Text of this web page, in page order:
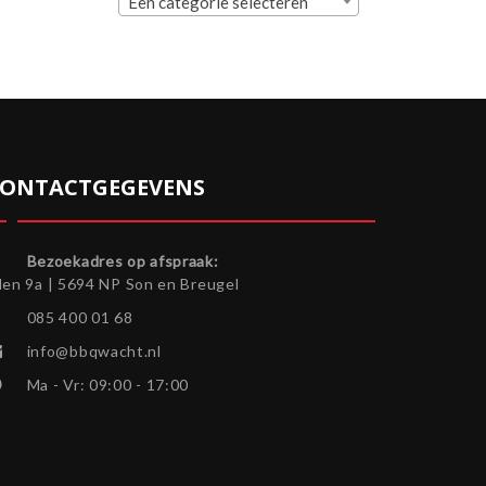
Bezoekadres op afspraak:
9a | 5694 NP Son en Breugel
085 400 01 68
info@bbqwacht.nl
Ma - Vr: 09:00 - 17:00